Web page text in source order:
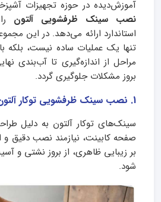
آموزش‌دیده در حوزه تجهیزات
نصب سینک ظرفشویی آلتون
استاندارد ارائه می‌دهد. در این
تنها یک عملیات ساده نیست، بلکه
مراحل از اندازه‌گیری تا آب‌بندی
بروز مشکلات جلوگیری گردد.
1. نصب سینک ظرفشویی توکار آلتون
سینک‌های توکار آلتون به دلیل
صفحه کابینت، نیازمند نصب دقیق و
بر زیبایی ظاهری، از بروز نشتی و
شود.